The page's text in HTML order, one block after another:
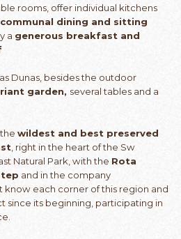
rooms, offer individual kitchens
communal dining and sitting
a generous breakfast and
Dunas, besides the outdoor
garden, several tables and a
wildest and best preserved
, right in the heart of the Sw
Natural Park, with the Rota
and in the company
know each corner of this region and
since its beginning, participating in